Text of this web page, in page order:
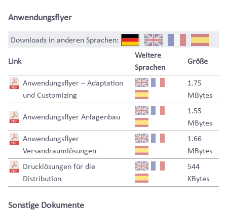
Anwendungsflyer
Downloads in anderen Sprachen:
Link
Weitere
Sprachen
Größe
Anwendungsflyer – Adaptation
und Customizing
1.75
MBytes
Anwendungsflyer Anlagenbau
1.55
MBytes
Anwendungsflyer
Versandraumlösungen
1.66
MBytes
Drucklösungen für die
Distribution
544
KBytes
Sonstige Dokumente